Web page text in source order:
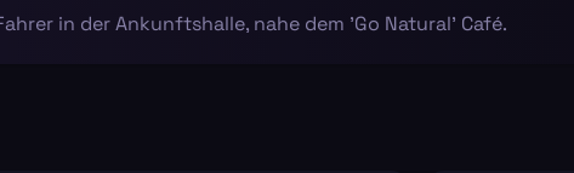
in der Ankunftshalle, nahe dem 'Go Natural' Café.